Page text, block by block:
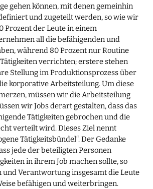
gehen können, mit denen gemeinhin
und zugeteilt werden, so wie wir
Prozent der Leute in einem
all die befähigenden und
während 80 Prozent nur Routine
verrichten; erstere stehen
Stellung im Produktionsprozess über
korporative Arbeitsteilung. Um diese
müssen wir die Arbeitsteilung
wir Jobs derart gestalten, dass das
Tätigkeiten gebrochen und die
verteilt wird. Dieses Ziel nennt
Tätigkeitsbündel“. Der Gedanke
jede der beteiligten Personen
in ihrem Job machen sollte, so
und Verantwortung insgesamt die Leute
befähigen und weiterbringen.